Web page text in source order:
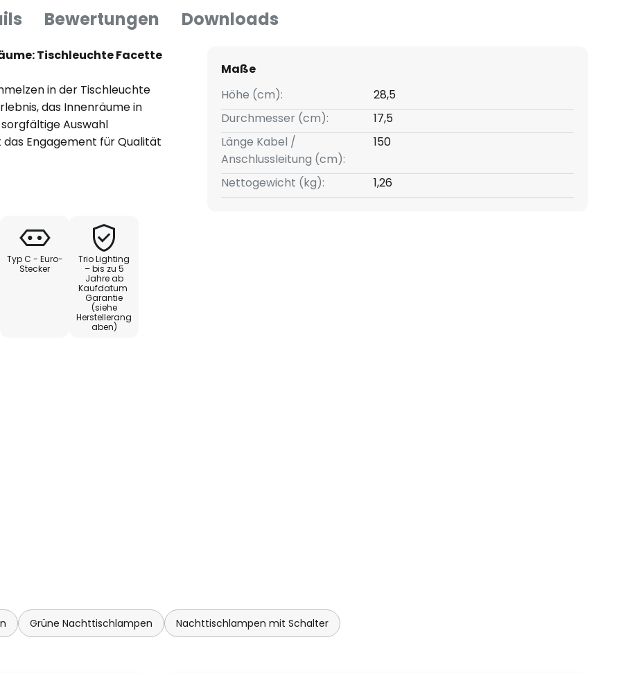
Bewertungen Downloads
Tischleuchte Facette
in der Tischleuchte
das Innenräume in
Auswahl
Engagement für Qualität
Typ C - Euro-
Stecker
Trio Lighting
– bis zu 5
Jahre ab
Kaufdatum
Garantie
(siehe
Herstellerang
aben)
Maße
Höhe (cm):
28,5
Durchmesser (cm):
17,5
Länge Kabel /
Anschlussleitung (cm):
150
Nettogewicht (kg): 1,26
Grüne Nachttischlampen Nachttischlampen mit Schalter